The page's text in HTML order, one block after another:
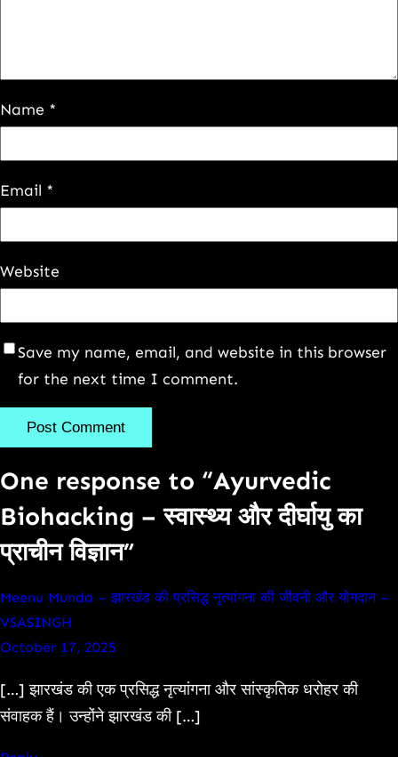
Name *
Email *
Website
Save my name, email, and website in this browser
for the next time I comment.
One response to “Ayurvedic
Biohacking – स्वास्थ्य और दीर्घायु का
प्राचीन विज्ञान”
Meenu Munda – झारखंड की प्रसिद्ध नृत्यांगना की जीवनी और योगदान –
VSASINGH
October 17, 2025
[…] झारखंड की एक प्रसिद्ध नृत्यांगना और सांस्कृतिक धरोहर की
संवाहक हैं। उन्होंने झारखंड की […]